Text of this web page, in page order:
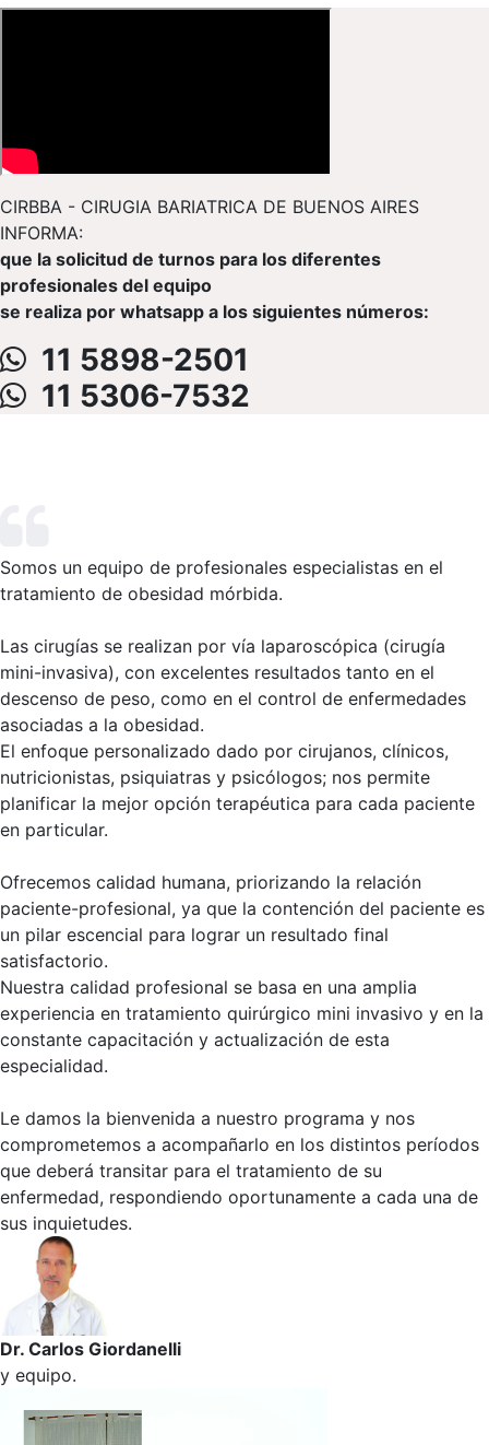
CIRBBA - CIRUGIA BARIATRICA DE BUENOS AIRES
INFORMA:
que la solicitud de turnos para los diferentes
profesionales del equipo
se realiza por whatsapp a los siguientes números:
11 5898-2501
11 5306-7532
Somos un equipo de profesionales especialistas en el
tratamiento de obesidad mórbida.
Las cirugías se realizan por vía laparoscópica (cirugía
mini-invasiva), con excelentes resultados tanto en el
descenso de peso, como en el control de enfermedades
asociadas a la obesidad.
El enfoque personalizado dado por cirujanos, clínicos,
nutricionistas, psiquiatras y psicólogos; nos permite
planificar la mejor opción terapéutica para cada paciente
en particular.
Ofrecemos calidad humana, priorizando la relación
paciente-profesional, ya que la contención del paciente es
un pilar escencial para lograr un resultado final
satisfactorio.
Nuestra calidad profesional se basa en una amplia
experiencia en tratamiento quirúrgico mini invasivo y en la
constante capacitación y actualización de esta
especialidad.
Le damos la bienvenida a nuestro programa y nos
comprometemos a acompañarlo en los distintos períodos
que deberá transitar para el tratamiento de su
enfermedad, respondiendo oportunamente a cada una de
sus inquietudes.
Dr. Carlos Giordanelli
y equipo.